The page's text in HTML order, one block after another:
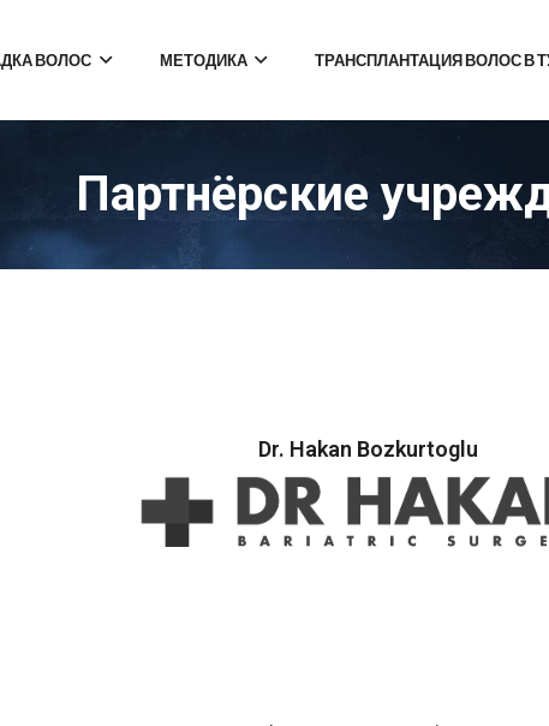
ВОЛОС МЕТОДИКА ТРАНСПЛАНТАЦИЯ ВОЛОС В
Партнёрские
Dr. Hakan Bozkurtoglu